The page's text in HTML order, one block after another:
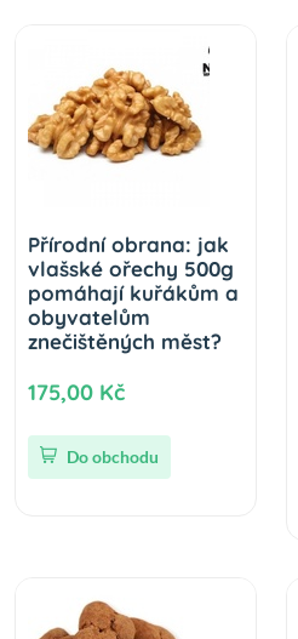
Přírodní obrana: jak
vlašské ořechy 500g
pomáhají kuřákům a
obyvatelům
znečištěných měst?
175,00 Kč
Do obchodu